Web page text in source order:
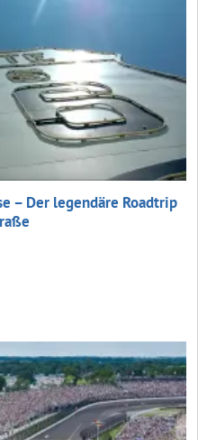
– Der legendäre Roadtrip